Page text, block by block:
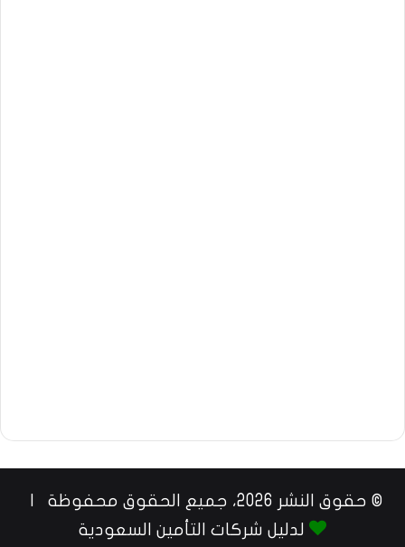
© حقوق النشر 2026، جميع الحقوق محفوظة |
لدليل شركات التأمين السعودية